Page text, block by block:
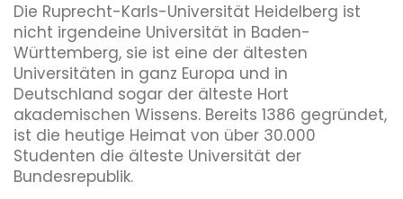
Die Ruprecht-Karls-Universität Heidelberg ist
nicht irgendeine Universität in Baden-
Württemberg, sie ist eine der ältesten
Universitäten in ganz Europa und in
Deutschland sogar der älteste Hort
akademischen Wissens. Bereits 1386 gegründet,
ist die heutige Heimat von über 30.000
Studenten die älteste Universität der
Bundesrepublik.